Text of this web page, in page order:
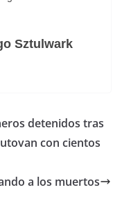
Sztulwark
detenidos tras
con cientos
a los muertos